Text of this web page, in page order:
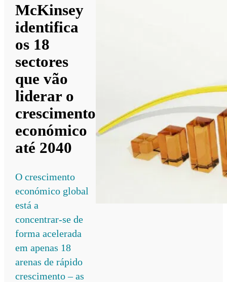
McKinsey
identifica
os 18
sectores
que vão
liderar o
crescimento
económico
até 2040
O crescimento
económico global
está a
concentrar‑se de
forma acelerada
em apenas 18
arenas de rápido
crescimento – as